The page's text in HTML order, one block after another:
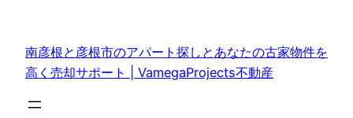
南彦根と彦根市のアパート探しとあなたの古家物件を
高く売却サポート | VamegaProjects不動産